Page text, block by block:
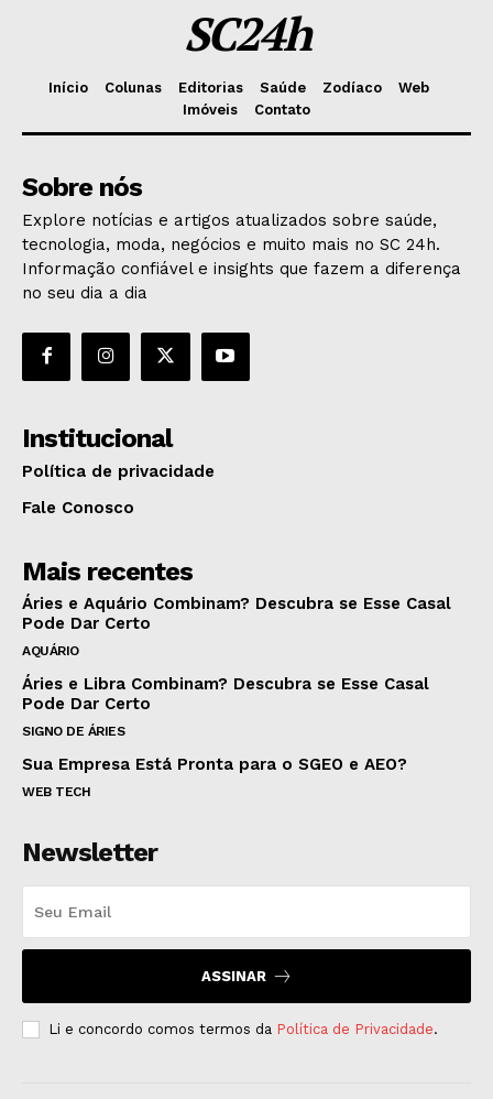
SC24h
Início Colunas Editorias Saúde Zodíaco
Web
Imóveis
Contato
Sobre nós
Explore notícias e artigos atualizados sobre saúde,
tecnologia, moda, negócios e muito mais no SC 24h.
Informação confiável e insights que fazem a diferença
no seu dia a dia
Institucional
Política de privacidade
Fale Conosco
Mais recentes
Áries e Aquário Combinam? Descubra se Esse Casal
Pode Dar Certo
AQUÁRIO
Áries e Libra Combinam? Descubra se Esse Casal
Pode Dar Certo
SIGNO DE ÁRIES
Sua Empresa Está Pronta para o SGEO e AEO?
WEB TECH
Newsletter
ASSINAR
Li e concordo comos termos da Política de Privacidade.